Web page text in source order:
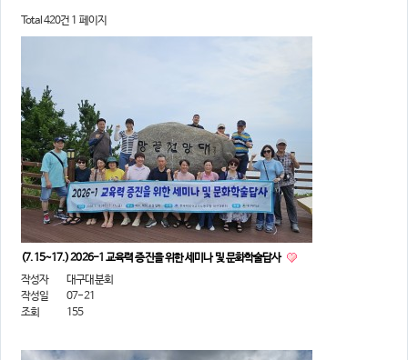
정보와 소식
참여
자유게시판 가입/탈퇴
Total 420건 1 페이지
(7.15~17.) 2026-1 교육력 증진을 위한 세미나 및 문화학술답사
작성자
대구대분회
작성일
07-21
조회
155